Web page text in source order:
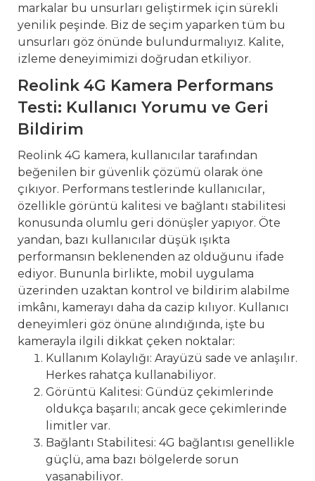
markalar bu unsurları geliştirmek için sürekli
yenilik peşinde. Biz de seçim yaparken tüm bu
unsurları göz önünde bulundurmalıyız. Kalite,
izleme deneyimimizi doğrudan etkiliyor.
Reolink 4G Kamera Performans
Testi: Kullanıcı Yorumu ve Geri
Bildirim
Reolink 4G kamera, kullanıcılar tarafından
beğenilen bir güvenlik çözümü olarak öne
çıkıyor. Performans testlerinde kullanıcılar,
özellikle görüntü kalitesi ve bağlantı stabilitesi
konusunda olumlu geri dönüşler yapıyor. Öte
yandan, bazı kullanıcılar düşük ışıkta
performansın beklenenden az olduğunu ifade
ediyor. Bununla birlikte, mobil uygulama
üzerinden uzaktan kontrol ve bildirim alabilme
imkânı, kamerayı daha da cazip kılıyor. Kullanıcı
deneyimleri göz önüne alındığında, işte bu
kamerayla ilgili dikkat çeken noktalar:
Kullanım Kolaylığı: Arayüzü sade ve anlaşılır.
Herkes rahatça kullanabiliyor.
Görüntü Kalitesi: Gündüz çekimlerinde
oldukça başarılı; ancak gece çekimlerinde
limitler var.
Bağlantı Stabilitesi: 4G bağlantısı genellikle
güçlü, ama bazı bölgelerde sorun
yaşanabiliyor.